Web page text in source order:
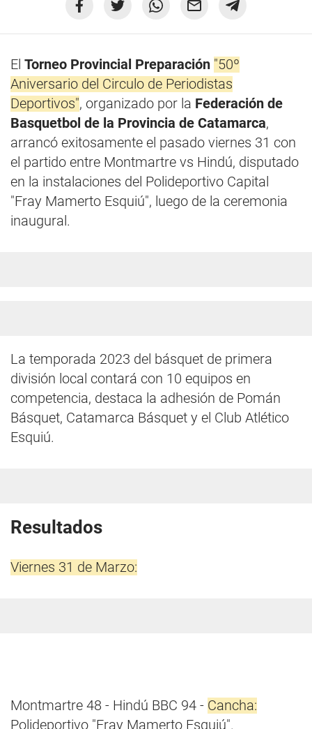
El Torneo Provincial Preparación "50º
Aniversario del Circulo de Periodistas
Deportivos", organizado por la Federación de
Basquetbol de la Provincia de Catamarca,
arrancó exitosamente el pasado viernes 31 con
el partido entre Montmartre vs Hindú, disputado
en la instalaciones del Polideportivo Capital
"Fray Mamerto Esquiú", luego de la ceremonia
inaugural.
La temporada 2023 del básquet de primera
división local contará con 10 equipos en
competencia, destaca la adhesión de Pomán
Básquet, Catamarca Básquet y el Club Atlético
Esquiú.
Resultados
Viernes 31 de Marzo:
Montmartre 48 - Hindú BBC 94 - Cancha:
Polideportivo "Fray Mamerto Esquiú".